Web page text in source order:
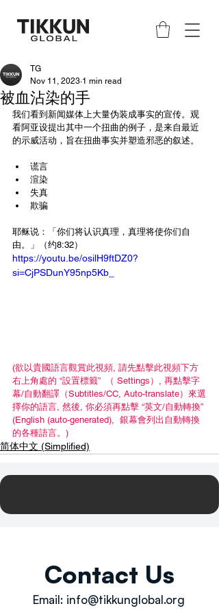
被血沾染的手
TG
Nov 11, 2023 1 min read
我们看到新闻媒体上大量伪装成事实的宣传。观
看阿亚设提出其中一个扭曲的例子，是来自最近
的示威活动，旨在扭曲事实并塑造邪恶的叙述。
谎言
渲染
失真
欺骗
耶稣说：「你们将认识真理，真理将使你们自
由。」（约8:32）
https://youtu.be/osilH9ftDZ0?
si=CjPSDunY95np5Kb_
(欲以貴國語言觀賞此視頻, 請先點擊此視頻下方
右上角處的 “設置標籤”  （ Settings）, 再點擊字
幕/自動翻譯（Subtitles/CC, Auto-translate）來選
擇你的語言, 然後, 你必須再點擊 “英文/自動轉換”
(English (auto-generated),  銀幕會列出自動轉換
的各種語言。)
简体中文 (Simplified)
Contact Us
Email: info@tikkunglobal.org